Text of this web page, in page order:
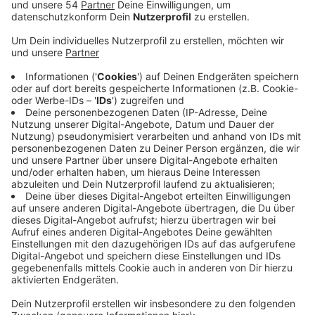
Das zuständige Unternehmen Deutsche Glasfaser
eröffnet offiziell sein Baubüro in Rheindahlen. Die
den unterversorgten Randgebieten kann bald
beginnen. Gebiete wie Winkeln, Rasseln, Pongs,
Volksgarten und Areale am Hardter Wald gelten als
unterversorgt. Dort sind bislang weniger als 30 Mbit
pro Sekunde möglich. Bis Mitte des Jahres will die
Deutsche Glasfaser rund 800 Haushalte und 90
Unternehmen dort an das schnelle Glasfasernetz
anbinden. 160 Kilometer Glasfaser werden dafür
verlegt. Mit der Eröffnung des Baubüros am
Wickrather Tor in Rheindahlen bekommen Anwohner
jetzt auch einen Ansprechpartner vor Ort, der Fragen
zu den Baumaßnahmen, aber auch zu vertraglichen
Themen beantwortet. Die Beratungen finden dort ab
sofort jeden Freitag zwischen 9 Uhr 30 und 14 Uhr